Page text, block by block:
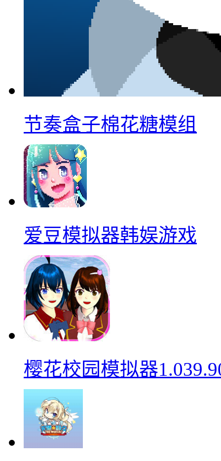
节奏盒子棉花糖模组
爱豆模拟器韩娱游戏
樱花校园模拟器